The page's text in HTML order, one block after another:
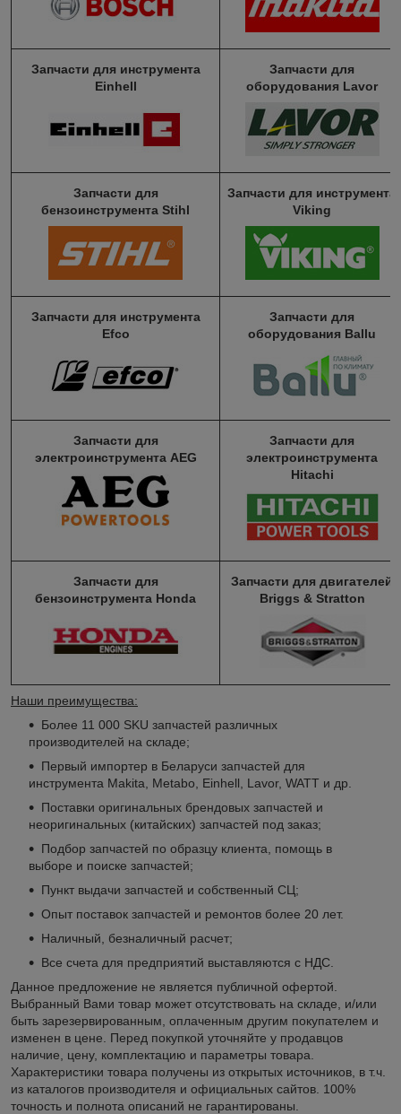
Запчасти для инструмента
Einhell
Запчасти для
оборудования Lavor
Запчасти для
бензоинструмента Stihl
Запчасти для инструмента
Viking
Запчасти для инструмента
Efco
Запчасти для
оборудования Ballu
Запчасти для
электроинструмента AEG
Запчасти для
электроинструмента
Hitachi
Запчасти для
бензоинструмента Honda
Запчасти для двигателей
Briggs & Stratton
Наши преимущества:
Более 11 000 SKU запчастей различных
производителей на складе;
Первый импортер в Беларуси запчастей для
инструмента Makita, Metabo, Einhell, Lavor, WATT и др.
Поставки оригинальных брендовых запчастей и
неоригинальных (китайских) запчастей под заказ;
Подбор запчастей по образцу клиента, помощь в
выборе и поиске запчастей;
Пункт выдачи запчастей и собственный СЦ;
Опыт поставок запчастей и ремонтов более 20 лет.
Наличный, безналичный расчет;
Все счета для предприятий выставляются с НДС.
Данное предложение не является публичной офертой.
Выбранный Вами товар может отсутствовать на складе, и/или
быть зарезервированным, оплаченным другим покупателем и
изменен в цене. Перед покупкой уточняйте у продавцов
наличие, цену, комплектацию и параметры товара.
Характеристики товара получены из открытых источников, в т.ч.
из каталогов производителя и официальных сайтов. 100%
точность и полнота описаний не гарантированы.